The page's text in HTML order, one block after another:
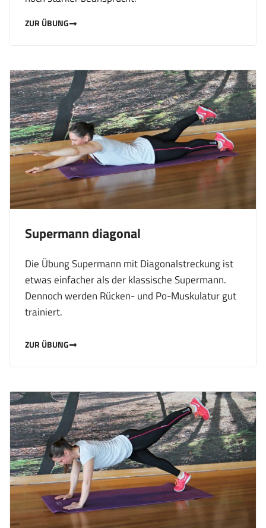
ZUR ÜBUNG
Supermann diagonal
Die Übung Supermann mit Diagonalstreckung ist
etwas einfacher als der klassische Supermann.
Dennoch werden Rücken- und Po-Muskulatur gut
trainiert.
ZUR ÜBUNG